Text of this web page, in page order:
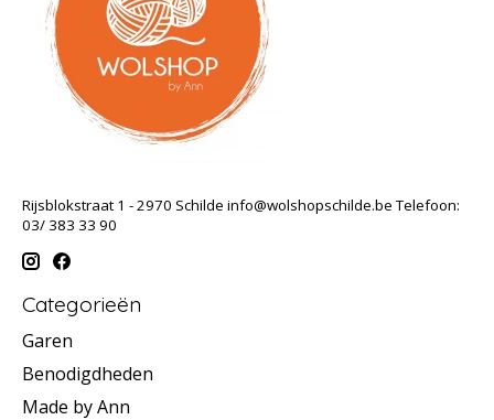
Rijsblokstraat 1 - 2970 Schilde info@wolshopschilde.beTelefoon:
03/ 383 33 90
Categorieën
Garen
Benodigdheden
Made by Ann